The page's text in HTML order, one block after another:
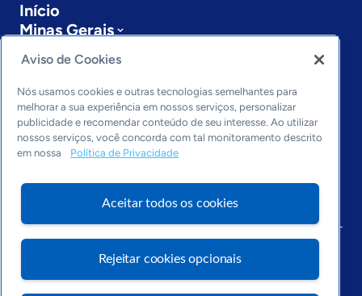
Início
Minas Gerais
Sobre a ASN
Últimas notícias
Entre em contato
Editorias
Economia & Política
Inovação & Tecnologia
Cultura empreendedora
Arquivo
Aviso de Cookies
Nós usamos cookies e outras tecnologias semelhantes para
melhorar a sua experiência em nossos serviços, personalizar
publicidade e recomendar conteúdo de seu interesse. Ao utilizar
nossos serviços, você concorda com tal monitoramento descrito
em nossa
Política de Privacidade
Aceitar todos os cookies
Rejeitar cookies opcionais